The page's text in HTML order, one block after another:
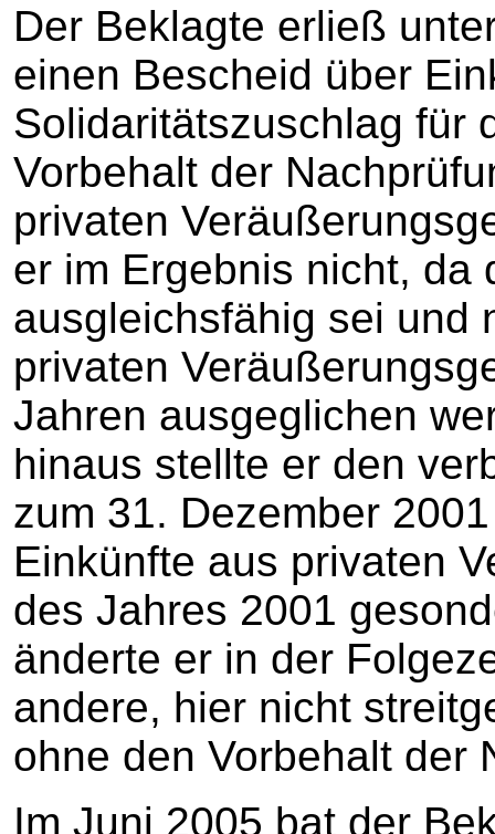
Der Beklagte erließ
einen Bescheid über
Solidaritätszuschlag für
Vorbehalt der
privaten
er im Ergebnis nicht, da
ausgleichsfähig sei und
privaten
Jahren ausgeglichen
hinaus stellte er den
zum 31. Dezember
Einkünfte aus privaten
des Jahres 2001
änderte er in der
andere, hier nicht
ohne den Vorbehalt der
Im Juni 2005 bat der